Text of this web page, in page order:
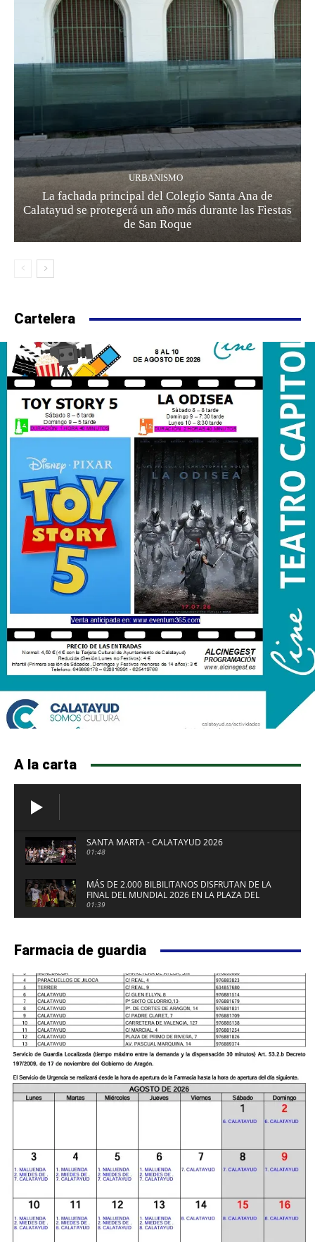
URBANISMO
La fachada principal del Colegio Santa Ana de
Calatayud se protegerá un año más durante las Fiestas
de San Roque
Cartelera
A la carta
SANTA MARTA - CALATAYUD 2026
01:48
MÁS DE 2.000 BILBILITANOS DISFRUTAN DE LA
FINAL DEL MUNDIAL 2026 EN LA PLAZA DEL
FUERTE DE CALATAYUD
01:39
Farmacia de guardia